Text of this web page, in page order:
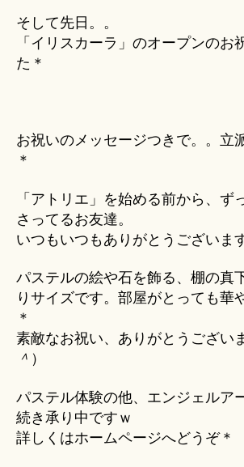
そして先日。。
「イリスカーラ」のオープンのお
た＊
お祝いのメッセージつきで。。立
＊
「アトリエ」を始める前から、ず
さってるお友達。
いつもいつもありがとうございま
パステルの絵や石を飾る、棚の真
りサイズです。部屋がとっても華
＊
素敵なお祝い、ありがとうござい
＾ ）
パステル体験の他、エンジェルア
続き承り中ですｗ
詳しくはホームページへどうぞ＊